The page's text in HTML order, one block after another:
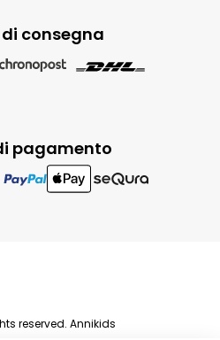
pagamento
consegna
reserved. Annikids